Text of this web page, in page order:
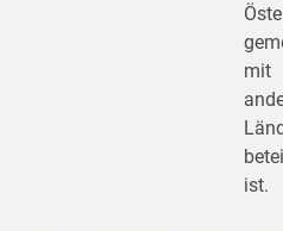
mit
ist.